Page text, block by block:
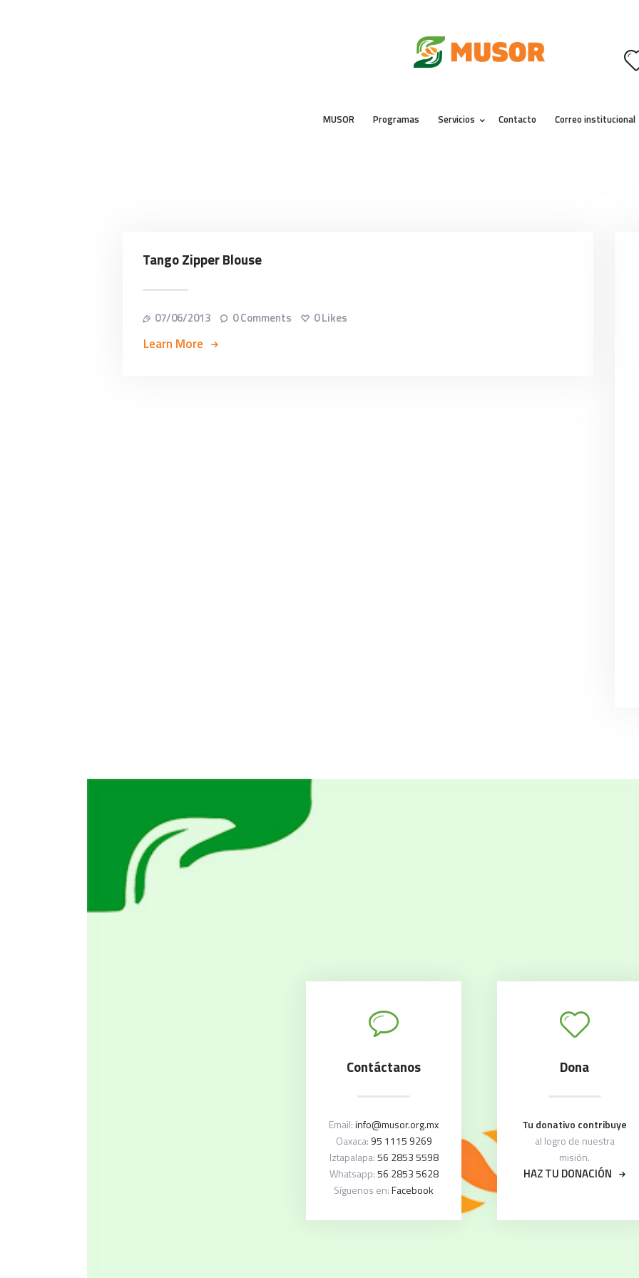
MUSOR Programas Servicios Contacto Correo institucional
PROGRAMAS
SERVICIOS
CONTACTO
Tango Zipper Blouse
07/06/2013 0Comments 0Likes
Learn More
Contáctanos
Email:info@musor.org.mx
Oaxaca: 95 1115 9269
Iztapalapa:56 2853 5598
Whatsapp:56 2853 5628
Síguenos en:Facebook
Dona
Tu donativo contribuye
al logro de nuestra
misión.
HAZ TU DONACIÓN